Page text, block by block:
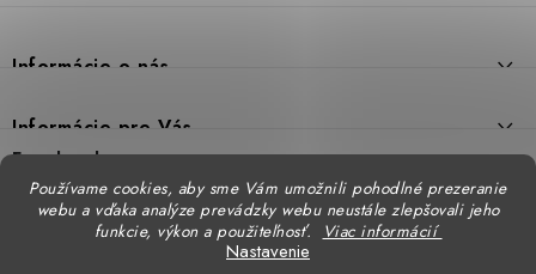
Používame cookies, aby sme Vám umožnili pohodlné prezeranie
webu a vďaka analýze prevádzky webu neustále zlepšovali jeho
funkcie, výkon a použiteľnosť.
Viac informácií
Nastavenie
p
i
Informácie o nás
Prečo DUAL BP
Predajne
Doprava
Informácie pre Vás
Formulár na výmenu tovaru
Facebook
Katalógy
STENSO - kompletné OOPP